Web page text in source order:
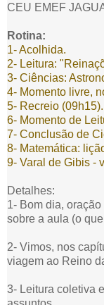
CEU EMEF
Rotina:
1- Acolhida.
2- Leitura:
3- Ciências:
4- Momento livre,
5- Recreio (09h15).
6- Momento de
7- Conclusão de
8- Matemática:
9- Varal de Gibis -
Detalhes:
1- Bom dia,
sobre a aula (o
2- Vimos, nos
viagem ao Reino
3- Leitura coletiva